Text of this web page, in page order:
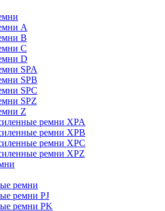
A
B
C
D
SPA
SPB
SPC
SPZ
Z
ремни XPA
ремни XPB
ремни XPC
ремни XPZ
ремни
ремни PJ
ремни PK